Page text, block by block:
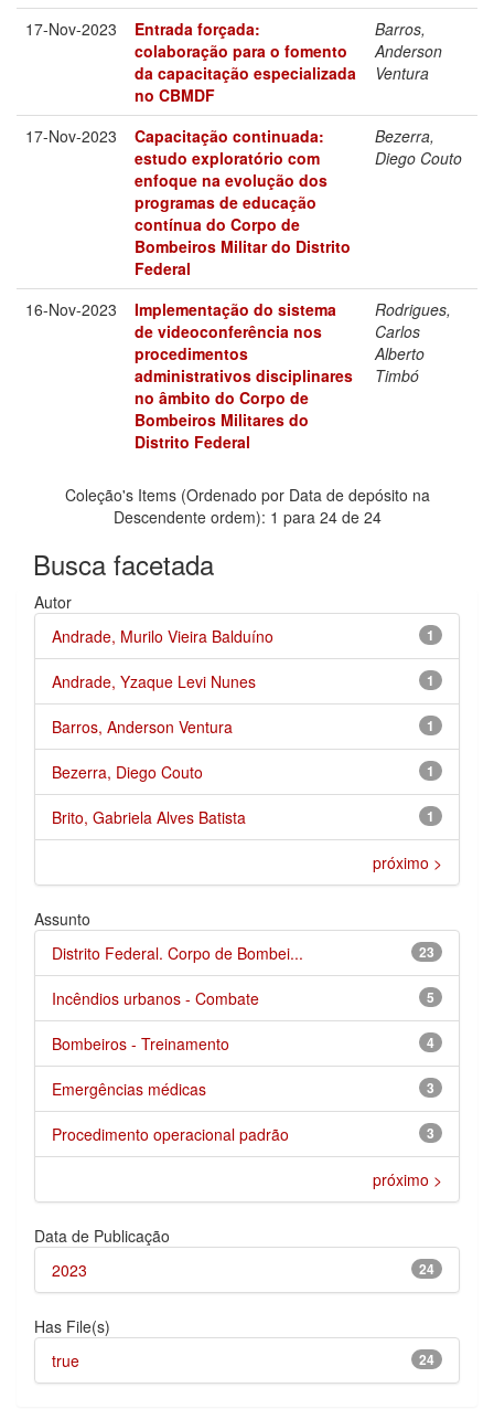
17-Nov-2023
Entrada forçada:
colaboração para o fomento
da capacitação especializada
no CBMDF
Barros,
Anderson
Ventura
17-Nov-2023
Capacitação continuada:
estudo exploratório com
enfoque na evolução dos
programas de educação
contínua do Corpo de
Bombeiros Militar do Distrito
Federal
Bezerra,
Diego Couto
16-Nov-2023
Implementação do sistema
de videoconferência nos
procedimentos
administrativos disciplinares
no âmbito do Corpo de
Bombeiros Militares do
Distrito Federal
Rodrigues,
Carlos
Alberto
Timbó
Coleção's Items (Ordenado por Data de depósito na
Descendente ordem): 1 para 24 de 24
Busca facetada
Autor
1
Andrade, Murilo Vieira Balduíno
1
Andrade, Yzaque Levi Nunes
1
Barros, Anderson Ventura
1
Bezerra, Diego Couto
1
Brito, Gabriela Alves Batista
próximo >
Assunto
23
Distrito Federal. Corpo de Bombei...
5
Incêndios urbanos - Combate
4
Bombeiros - Treinamento
3
Emergências médicas
3
Procedimento operacional padrão
próximo >
Data de Publicação
24
2023
Has File(s)
24
true